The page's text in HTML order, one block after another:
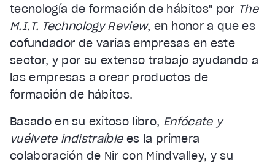
tecnología de formación de hábitos" por The
M.I.T. Technology Review, en honor a que es
cofundador de varias empresas en este
sector, y por su extenso trabajo ayudando a
las empresas a crear productos de
formación de hábitos.
Basado en su exitoso libro, Enfócate y
vuélvete indistraíblees la primera
colaboración de Nir con Mindvalley, y su